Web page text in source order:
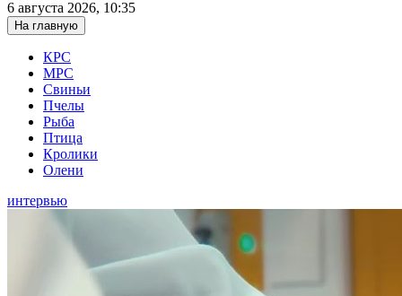
6 августа 2026, 10:35
На главную
КРС
МРС
Свиньи
Пчелы
Рыба
Птица
Кролики
Олени
интервью